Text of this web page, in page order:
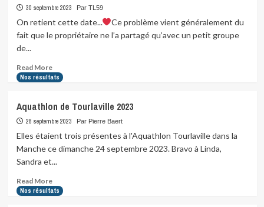
30 septembre 2023 Par TL59
On retient cette date...
Ce problème vient généralement du
fait que le propriétaire ne l’a partagé qu’avec un petit groupe
de...
Read MoreRead
more
retient
cette
date…
Ce
problème
Nos résultats
Aquathlon de Tourlaville 2023
28 septembre 2023 Par Pierre Baert
Elles étaient trois présentes à l'Aquathlon Tourlaville dans la
Manche ce dimanche 24 septembre 2023. Bravo à Linda,
Sandra et...
Read MoreRead
more
Nos résultats